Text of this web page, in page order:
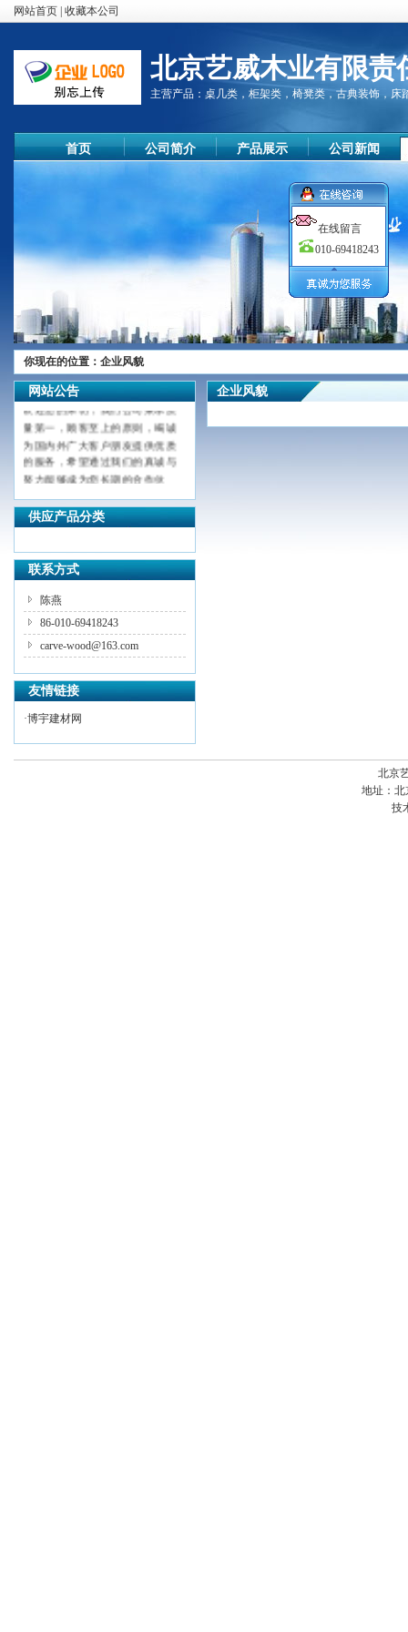
网站首页 收藏本公司
北京艺威木业有限责
主营产品： 桌几类，柜架类，椅凳类，古典装饰，床
首页 公司简介 产品展示 公司新闻
你现在的位置： 企业风貌
网站公告
尊敬的顾客
您好！
欢迎您的来访，我们公司秉承质
量第一，顾客至上的原则，竭诚
为国内外广大客户朋友提供优质
的服务，希望通过我们的真诚与
努力能够成为您长期的合作伙
供应产品分类
联系方式
陈燕
86-010-69418243
carve-wood@163.com
友情链接
·博宇建材网
企业风貌
在线留言
010-69418243
北京
地址： 北
技